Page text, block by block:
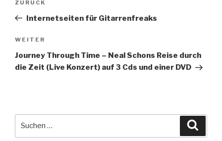
Vorheriger
Beitrag
ZURÜCK
Internetseiten für Gitarrenfreaks
Nächster
Beitrag
WEITER
Journey Through Time – Neal Schons Reise durch
die Zeit (Live Konzert) auf 3 Cds und einer DVD